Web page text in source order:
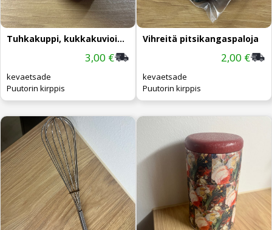
Tuhkakuppi, kukkakuvioinen
3,00 €
kevaetsade
Puutorin kirppis
Vihreitä pitsikangaspaloja
2,00 €
kevaetsade
Puutorin kirppis